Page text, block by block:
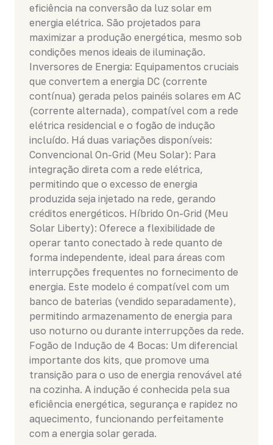
eficiência na conversão da luz solar em
energia elétrica. São projetados para
maximizar a produção energética, mesmo sob
condições menos ideais de iluminação.
Inversores de Energia: Equipamentos cruciais
que convertem a energia DC (corrente
contínua) gerada pelos painéis solares em AC
(corrente alternada), compatível com a rede
elétrica residencial e o fogão de indução
incluído. Há duas variações disponíveis:
Convencional On-Grid (Meu Solar): Para
integração direta com a rede elétrica,
permitindo que o excesso de energia
produzida seja injetado na rede, gerando
créditos energéticos. Híbrido On-Grid (Meu
Solar Liberty): Oferece a flexibilidade de
operar tanto conectado à rede quanto de
forma independente, ideal para áreas com
interrupções frequentes no fornecimento de
energia. Este modelo é compatível com um
banco de baterias (vendido separadamente),
permitindo armazenamento de energia para
uso noturno ou durante interrupções da rede.
Fogão de Indução de 4 Bocas: Um diferencial
importante dos kits, que promove uma
transição para o uso de energia renovável até
na cozinha. A indução é conhecida pela sua
eficiência energética, segurança e rapidez no
aquecimento, funcionando perfeitamente
com a energia solar gerada.